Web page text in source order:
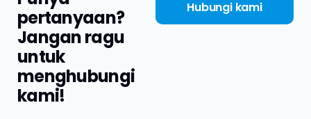
pertanyaan?
Jangan ragu
untuk
menghubungi
kami!
Hubungi kami